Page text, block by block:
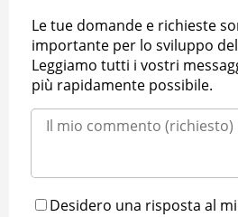
Le tue domande e richieste
importante per lo sviluppo
Leggiamo tutti i vostri
più rapidamente possibile.
Desidero una risposta al